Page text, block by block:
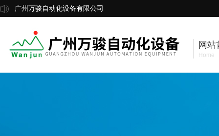
广州万骏自动化设备有限公司
网站
Home